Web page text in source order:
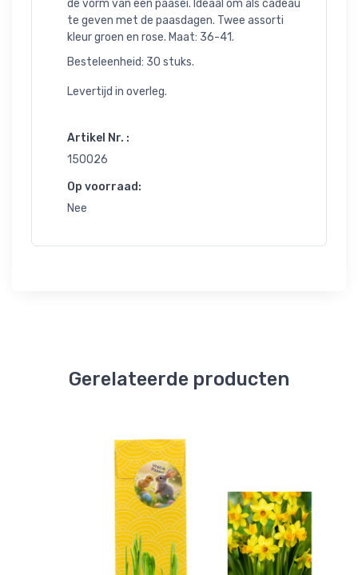
de vorm van een paasei. Ideaal om als cadeau
te geven met de paasdagen. Twee assorti
kleur groen en rose. Maat: 36-41.
Besteleenheid: 30 stuks.
Levertijd in overleg.
Artikel Nr. :
150026
Op voorraad:
Nee
Gerelateerde producten